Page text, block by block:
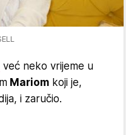
već neko vrijeme u
Mariom koji je,
i zaručio.